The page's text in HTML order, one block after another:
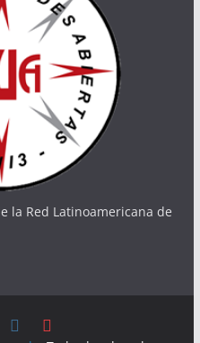
la Red Latinoamericana de